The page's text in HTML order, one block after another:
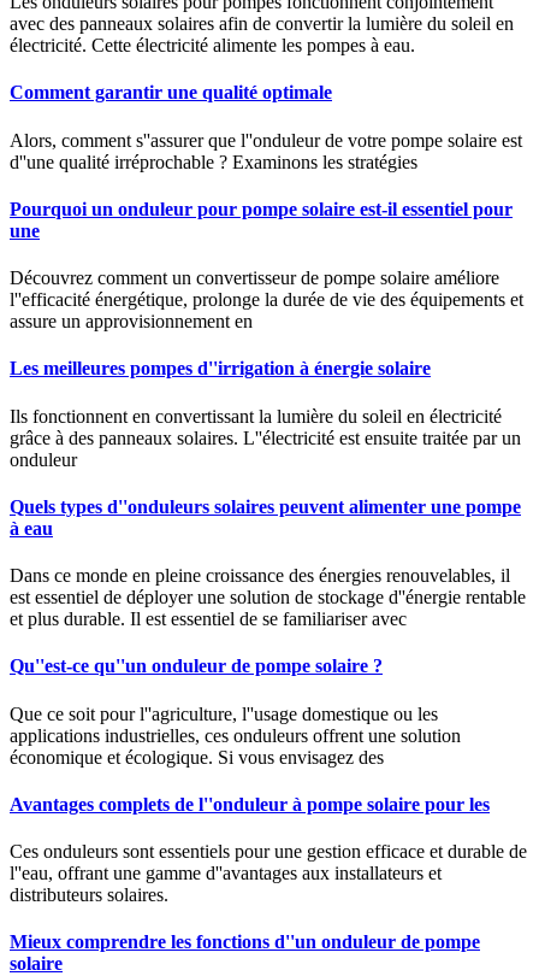
avec des panneaux solaires afin de convertir la lumière du soleil en
électricité. Cette électricité alimente les pompes à eau.
Comment garantir une qualité optimale
Alors, comment s''assurer que l''onduleur de votre pompe solaire est
d''une qualité irréprochable ? Examinons les stratégies
Pourquoi un onduleur pour pompe solaire est-il essentiel pour
une
Découvrez comment un convertisseur de pompe solaire améliore
l''efficacité énergétique, prolonge la durée de vie des équipements et
assure un approvisionnement en
Les meilleures pompes d''irrigation à énergie solaire
Ils fonctionnent en convertissant la lumière du soleil en électricité
grâce à des panneaux solaires. L''électricité est ensuite traitée par un
onduleur
Quels types d''onduleurs solaires peuvent alimenter une pompe
à eau
Dans ce monde en pleine croissance des énergies renouvelables, il
est essentiel de déployer une solution de stockage d''énergie rentable
et plus durable. Il est essentiel de se familiariser avec
Qu''est-ce qu''un onduleur de pompe solaire ?
Que ce soit pour l''agriculture, l''usage domestique ou les
applications industrielles, ces onduleurs offrent une solution
économique et écologique. Si vous envisagez des
Avantages complets de l''onduleur à pompe solaire pour les
Ces onduleurs sont essentiels pour une gestion efficace et durable de
l''eau, offrant une gamme d''avantages aux installateurs et
distributeurs solaires.
Mieux comprendre les fonctions d''un onduleur de pompe
solaire